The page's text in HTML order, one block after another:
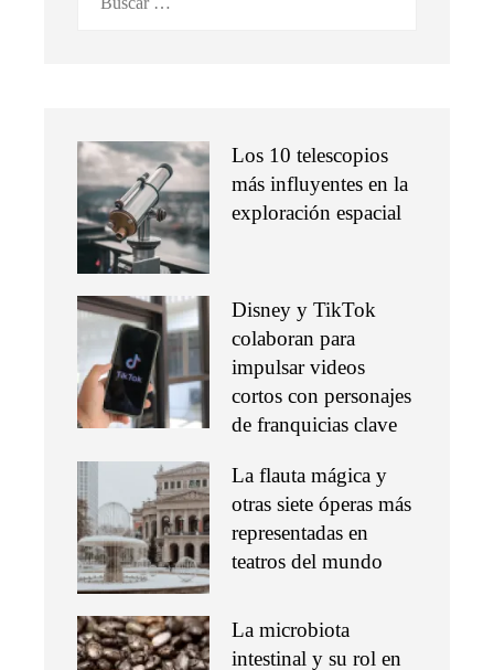
Los 10 telescopios
más influyentes en la
exploración espacial
Disney y TikTok
colaboran para
impulsar videos
cortos con personajes
de franquicias clave
La flauta mágica y
otras siete óperas más
representadas en
teatros del mundo
La microbiota
intestinal y su rol en